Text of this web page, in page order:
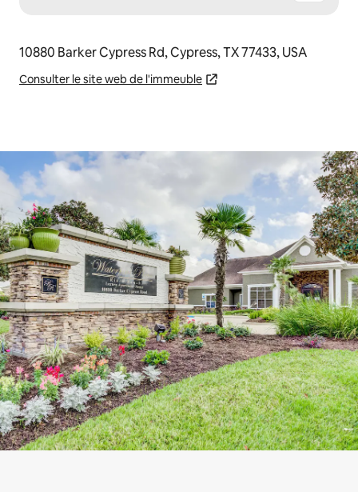
10880 Barker Cypress Rd, Cypress, TX 77433, USA
Consulter le site web de l'immeuble